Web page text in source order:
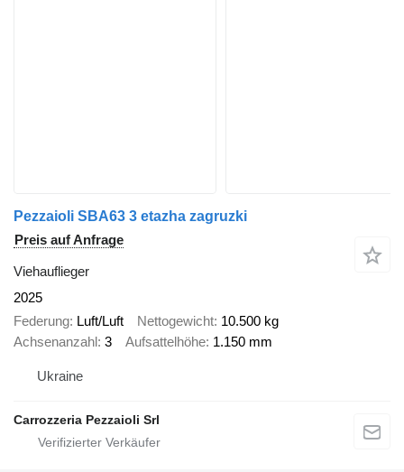
Pezzaioli SBA63 3 etazha zagruzki
Preis auf Anfrage
Viehauflieger
2025
Federung Luft/Luft Nettogewicht 10.500 kg
Achsenanzahl 3 Aufsattelhöhe 1.150 mm
Ukraine
Carrozzeria Pezzaioli Srl